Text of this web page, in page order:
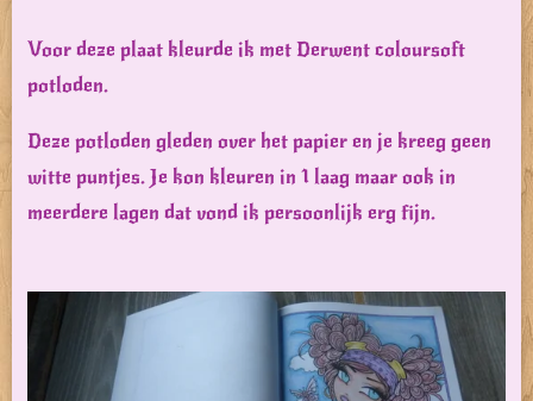
Voor deze plaat kleurde ik met Derwent coloursoft
potloden.
Deze potloden gleden over het papier en je kreeg geen
witte puntjes. Je kon kleuren in 1 laag maar ook in
meerdere lagen dat vond ik persoonlijk erg fijn.